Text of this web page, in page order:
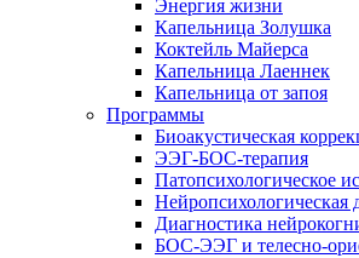
Энергия жизни
Капельница Золушка
Коктейль Майерса
Капельница Лаеннек
Капельница от запоя
Программы
Биоакустическая
ЭЭГ-БОС-терапия
Патопсихологическое
Нейропсихологическая
Диагностика
БОС-ЭЭГ и телесно-